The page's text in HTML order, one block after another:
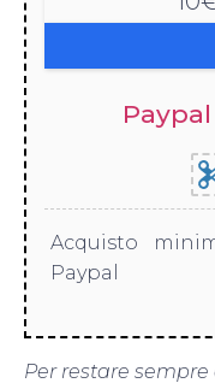
Acquisto
Paypal
Per restare